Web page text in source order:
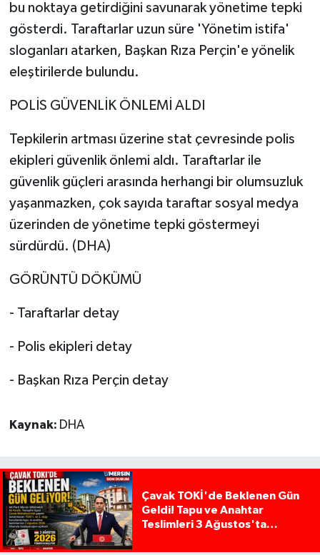
bu noktaya getirdiğini savunarak yönetime tepki
gösterdi. Taraftarlar uzun süre 'Yönetim istifa'
sloganları atarken, Başkan Rıza Perçin'e yönelik
eleştirilerde bulundu.
POLİS GÜVENLİK ÖNLEMİ ALDI
Tepkilerin artması üzerine stat çevresinde polis
ekipleri güvenlik önlemi aldı. Taraftarlar ile
güvenlik güçleri arasında herhangi bir olumsuzluk
yaşanmazken, çok sayıda taraftar sosyal medya
üzerinden de yönetime tepki göstermeyi
sürdürdü. (DHA)
GÖRÜNTÜ DÖKÜMÜ
- Taraftarlar detay
- Polis ekipleri detay
- Başkan Rıza Perçin detay
Kaynak: DHA
Çavak TOKİ'de Beklenen Gün
Geldi! Tapu ve Anahtar
Teslimleri 3 Ağustos'ta